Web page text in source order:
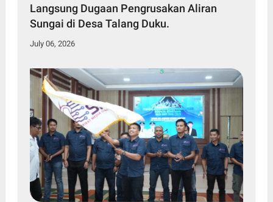
Langsung Dugaan Pengrusakan Aliran
Sungai di Desa Talang Duku.
July 06, 2026